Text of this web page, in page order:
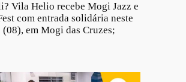
Vila Helio recebe Mogi Jazz e
com entrada solidária neste
(08), em Mogi das Cruzes;